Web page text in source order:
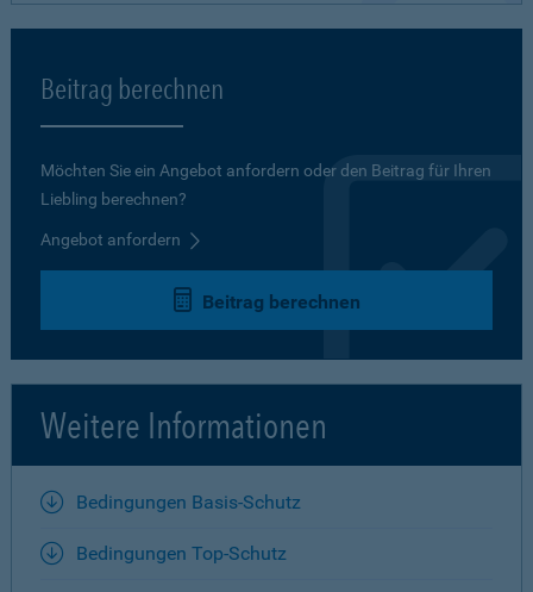
Beitrag berechnen
Möchten Sie ein Angebot anfordern oder den Beitrag für Ihren
Liebling berechnen?
Angebot anfordern
Beitrag berechnen
Weitere Informationen
Bedingungen Basis-Schutz
Bedingungen Top-Schutz